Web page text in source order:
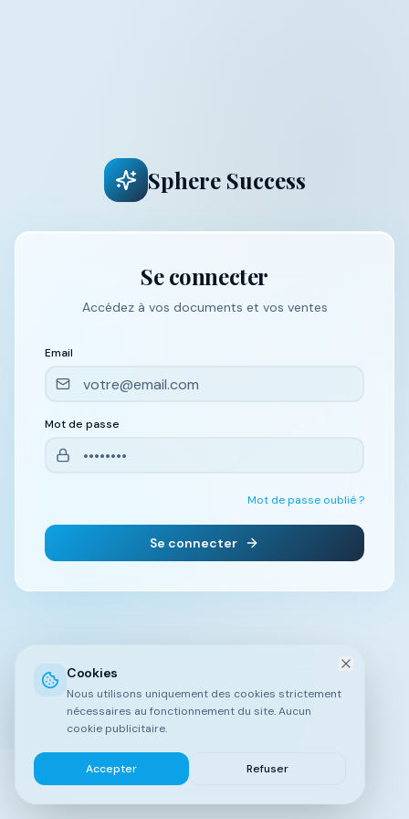
Sphere Success
Se connecter
Accédez à vos documents et vos ventes
Email
Mot de passe
Mot de passe oublié ?
Se connecter
Cookies
Nous utilisons uniquement des cookies strictement
nécessaires au fonctionnement du site. Aucun
cookie publicitaire.
Accepter Refuser